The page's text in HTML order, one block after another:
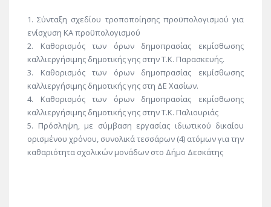
1. Σύνταξη σχεδίου τροποποίησης προϋπολογισμού για
ενίσχυση ΚΑ προϋπολογισμού
2. Καθορισμός των όρων δημοπρασίας εκμίσθωσης
καλλιεργήσιμης δημοτικής γης στην Τ.Κ. Παρασκευής.
3. Καθορισμός των όρων δημοπρασίας εκμίσθωσης
καλλιεργήσιμης δημοτικής γης στη ΔΕ Χασίων.
4. Καθορισμός των όρων δημοπρασίας εκμίσθωσης
καλλιεργήσιμης δημοτικής γης στην Τ.Κ. Παλιουριάς
5. Πρόσληψη, με σύμβαση εργασίας ιδιωτικού δικαίου
ορισμένου χρόνου, συνολικά τεσσάρων (4) ατόμων για την
καθαριότητα σχολικών μονάδων στο Δήμο Δεσκάτης